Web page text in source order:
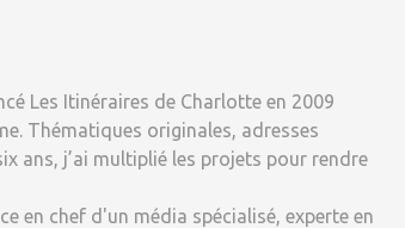
Les Itinéraires de Charlotte en 2009
Thématiques originales, adresses
ans, j’ai multiplié les projets pour rendre
en chef d'un média spécialisé, experte en